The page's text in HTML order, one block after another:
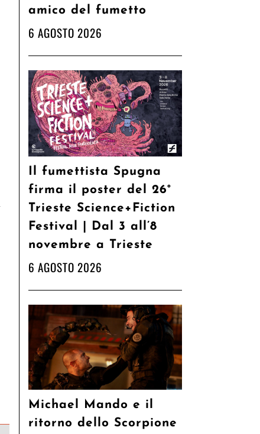
amico del fumetto
6 AGOSTO 2026
Il fumettista Spugna
firma il poster del 26°
Trieste Science+Fiction
Festival | Dal 3 all’8
novembre a Trieste
6 AGOSTO 2026
Michael Mando e il
ritorno dello Scorpione